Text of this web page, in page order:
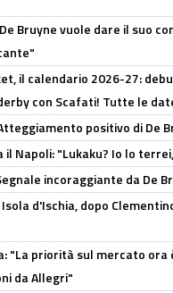
Bruyne vuole dare il suo
il calendario 2026-27:
con Scafati! Tutte le
positivo di De
il Napoli: "Lukaku? Io lo
incoraggiante da De
d'Ischia, dopo
"La priorità sul mercato
da Allegri"